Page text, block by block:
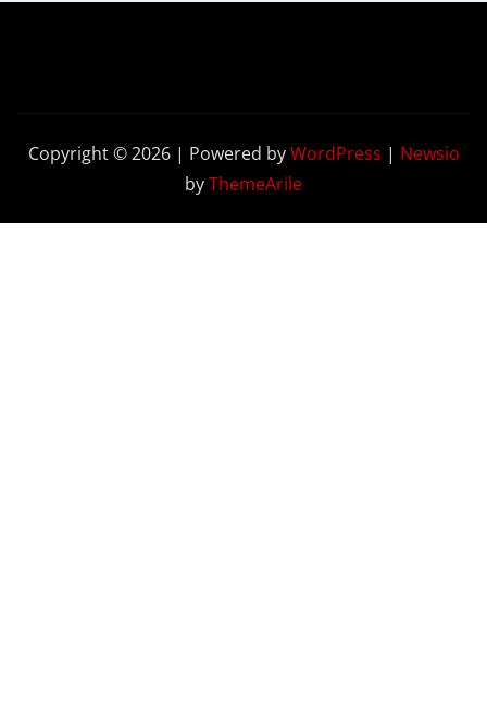
Copyright © 2026 | Powered byWordPress | Newsio
byThemeArile